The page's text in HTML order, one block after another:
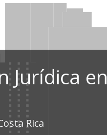
Jurídica en
Rica